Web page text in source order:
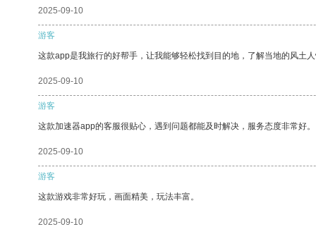
2025-09-10
游客
这款app是我旅行的好帮手，让我能够轻松找到目的地，了解当地的风土
2025-09-10
游客
这款加速器app的客服很贴心，遇到问题都能及时解决，服务态度非常好。
2025-09-10
游客
这款游戏非常好玩，画面精美，玩法丰富。
2025-09-10